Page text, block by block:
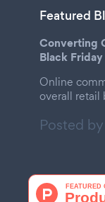
Featured
Converting
Black
Online
overall retail
Posted